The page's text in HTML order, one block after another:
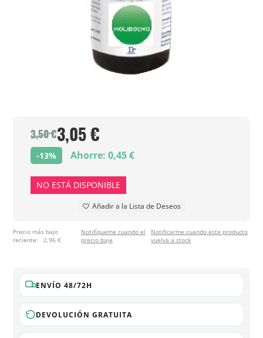
3,50 €3,05 €
-13% Ahorre: 0,45 €
NO ESTÁ DISPONIBLE
Añadir a la Lista de Deseos
Precio más bajo
reciente:
2,96 €
Notifíqueme cuando el
precio baje
Notificarme cuando este producto
vuelva a stock
ENVÍO 48/72H
DEVOLUCIÓN GRATUITA